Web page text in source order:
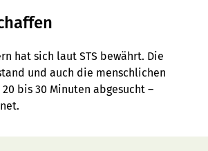
hat sich laut STS bewährt. Die
und auch die menschlichen
bis 30 Minuten abgesucht –